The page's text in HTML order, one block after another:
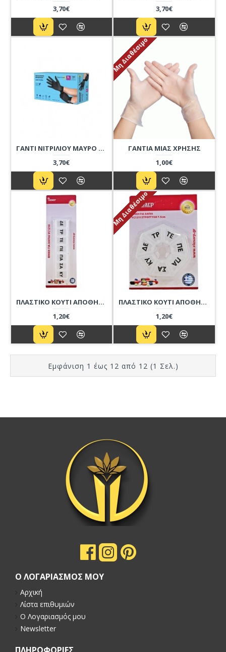
3,70€
3,70€
ΓΑΝΤΙ ΝΙΤΡΙΛΙΟΥ ΜΑΥΡΟ LIGHT ΧΩΡΙΣ ΠΟΥΔΡΑ-XL/100ΤΜΧ
3,70€
Μη Διαθέσιμο
ΓΑΝΤΙΑ ΜΙΑΣ ΧΡΗΣΗΣ
1,00€
ΠΛΑΣΤΙΚΟ ΚΟΥΤΙ ΑΠΟΘΗΚΕΥΣΗΣ ΧΑΠΙΩΝ ΕΒΔΟΜΑΔΙΑΙΟ
1,20€
Μη Διαθέσιμο
ΠΛΑΣΤΙΚΟ ΚΟΥΤΙ ΑΠΟΘΗΚΕΥΣΗΣ ΧΑΠΙΩΝ ΕΒΔΟΜΑΔΙΑΙΟ
1,20€
Εμφάνιση 1 έως 12 από 12 (1 Σελ.)
Ο ΛΟΓΑΡΙΑΣΜΟΣ ΜΟΥ
Αρχική
Λίστα επιθυμιών
Ο Λογαριασμός μου
Newsletter